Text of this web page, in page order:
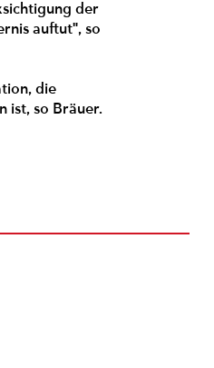
der
auftut", so
die
ist, so Bräuer.